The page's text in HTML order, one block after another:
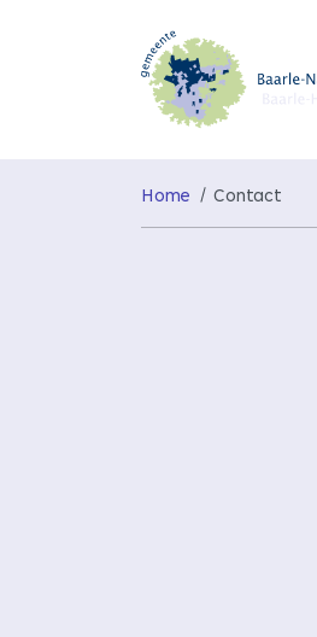
Home Contact